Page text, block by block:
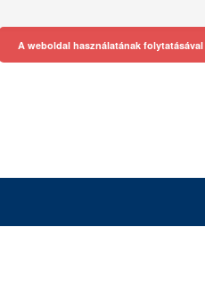
A weboldal használatának